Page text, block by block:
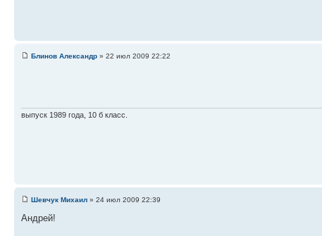
Блинов Александр » 22 июл 2009 22:22
выпуск 1989 года, 10 б класс.
Шевчук Михаил » 24 июл 2009 22:39
Андрей!